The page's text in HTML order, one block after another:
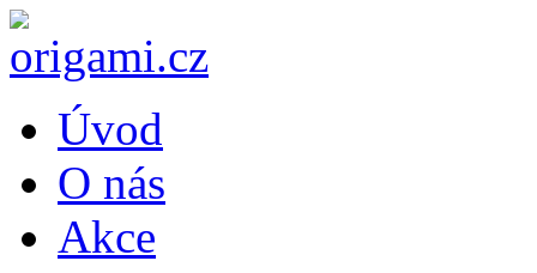
Úvod
O nás
Akce